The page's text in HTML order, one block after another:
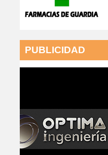
PUBLICIDAD